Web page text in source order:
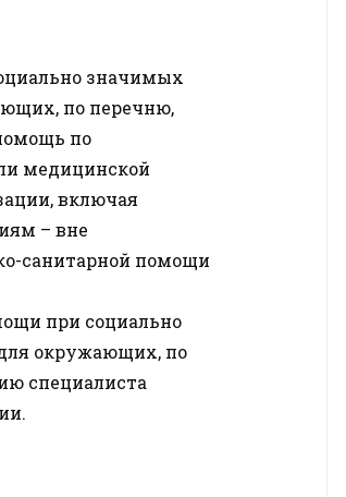
значимых
по перечню,
по
медицинской
включая
– вне
санитарной помощи
при социально
окружающих, по
специалиста